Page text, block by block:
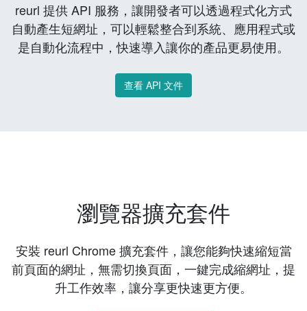
reurl 提供 API 服務，讓開發者可以透過程式化方式
自動產生短網址，可以輕鬆整合到系統、應用程式或
是自動化流程中，快速導入讓你的產品更易使用。
查看 API 文件
瀏覽器擴充套件
安裝 reurl Chrome 擴充套件，讓您能夠快速縮短當
前頁面的網址，無需切換頁面，一鍵完成縮網址，提
升工作效率，讓分享更快速更方便。